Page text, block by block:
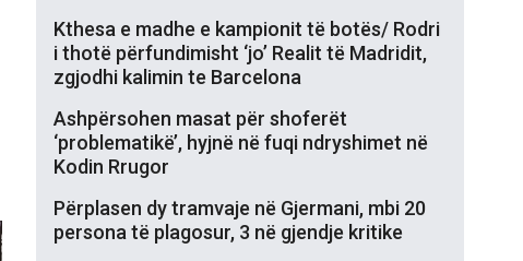
Kthesa e madhe e kampionit të botës/ Rodri
i thotë përfundimisht ‘jo’ Realit të Madridit,
zgjodhi kalimin te Barcelona
Ashpërsohen masat për shoferët
‘problematikë’, hyjnë në fuqi ndryshimet në
Kodin Rrugor
Përplasen dy tramvaje në Gjermani, mbi 20
persona të plagosur, 3 në gjendje kritike